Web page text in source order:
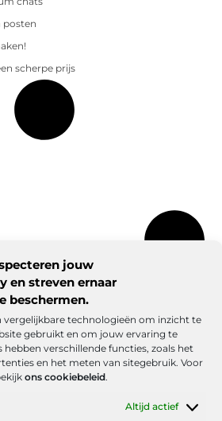
jouw
en streven ernaar
beschermen.
vergelijkbare technologieën om inzicht te
gebruikt en om jouw ervaring te
hebben verschillende functies, zoals het
en het meten van sitegebruik. Voor
ons cookiebeleid.
Altijd actief
posten
scherpe prijs